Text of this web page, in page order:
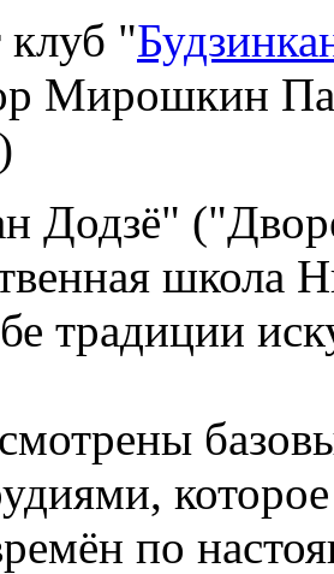
"
Мирошкин
Додзё"
школа
традиции
по